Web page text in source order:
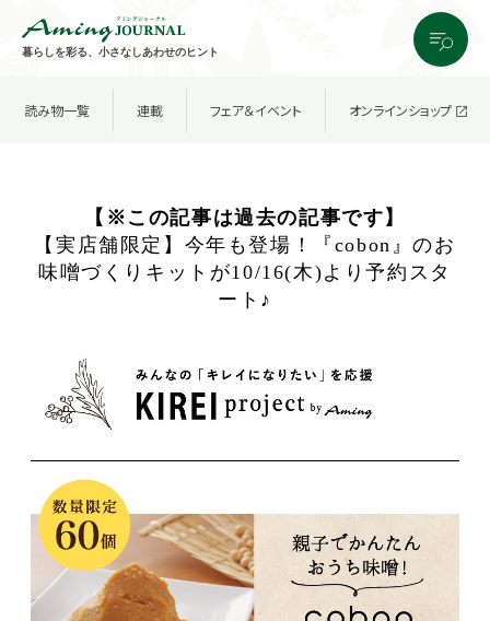
暮らしを彩る、小さなしあわせのヒント
読み物一覧 連載 フェア＆イベント オンラインショップ
【※この記事は過去の記事です】
【実店舗限定】今年も登場！『cobon』のお
味噌づくりキットが10/16(木)より予約スタ
ート♪